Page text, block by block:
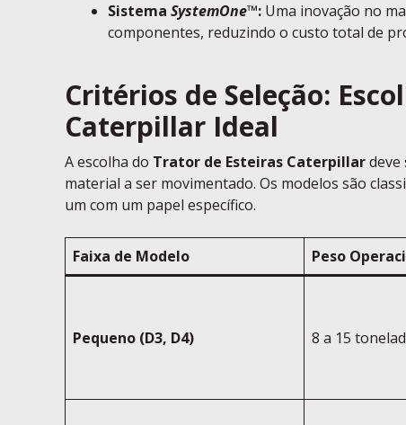
Sistema SystemOne™: Uma inovação no
componentes, reduzindo o custo total de
Critérios de Seleção:
Caterpillar Ideal
A escolha do Trator de Esteiras Caterpillardeve
material a ser movimentado. Os modelos são
um com um papel específico.
Faixa de Modelo Peso
Pequeno (D3, D4) 8 a 15